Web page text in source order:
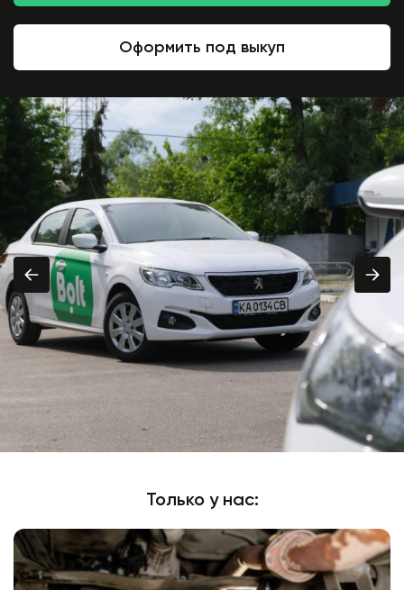
Оформить под выкуп
Помогаем и подсказываем варианты лучшего заработка
Только у нас: